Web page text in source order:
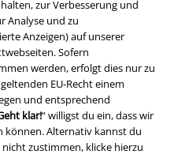
zur Verbesserung und
Analyse und zu
Anzeigen) auf unserer
Sofern
werden, erfolgt dies nur zu
EU-Recht einem
und entsprechend
klar!“ willigst du ein, dass wir
können. Alternativ kannst du
zustimmen, klicke hierzu
EMP App runter und genieße
und Vorteile!
Company